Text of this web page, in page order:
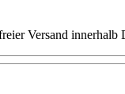
Versand innerhalb